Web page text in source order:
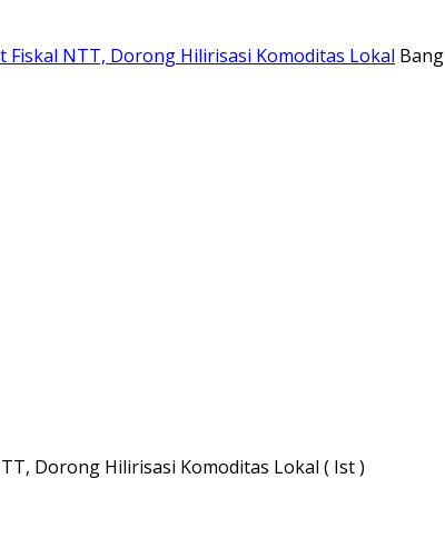
NTT, Dorong Hilirisasi Komoditas Lokal Bang
Dorong Hilirisasi Komoditas Lokal ( Ist )